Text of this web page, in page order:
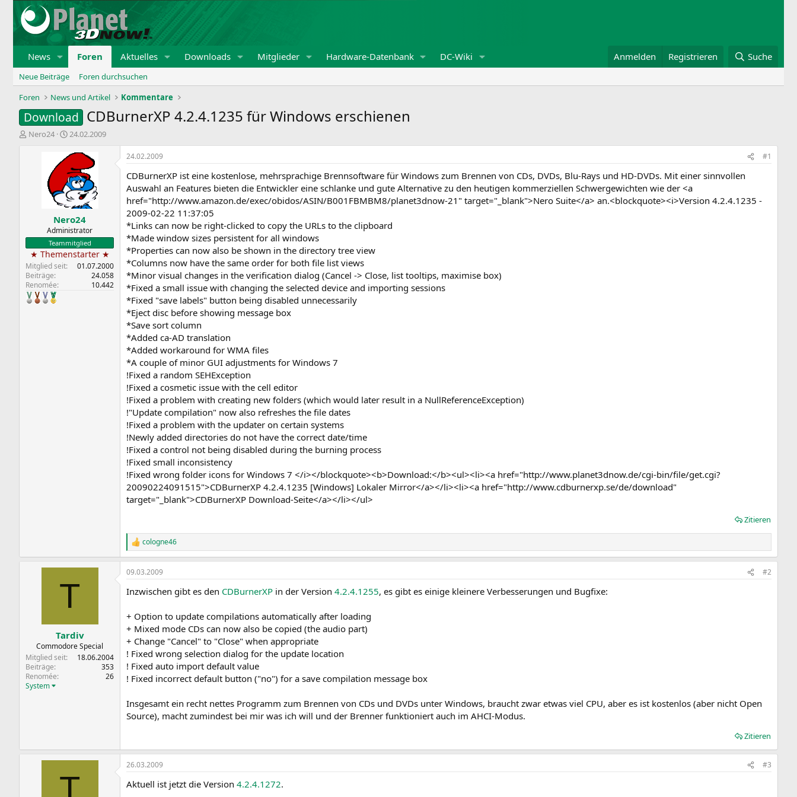
News Foren Aktuelles Downloads Mitglieder Hardware-Datenbank DC-Wiki Anmelden Registrieren Suche
Neue Beiträge
Foren durchsuchen
Foren
News und Artikel Kommentare
Download CDBurnerXP 4.2.4.1235 für Windows erschienen
E
Nero24
E
s
t
e
l
l
t
a
m
24.02.2009
Nero24
Administrator
Teammitglied
★ Themenstarter ★
Mitglied seit
01.07.2000
Beiträge
24.058
Renomée
10.442
24.02.2009 #1
CDBurnerXP ist eine kostenlose, mehrsprachige Brennsoftware für Windows zum Brennen von CDs, DVDs, Blu-Rays und HD-DVDs. Mit einer sinnvollen
Auswahl an Features bieten die Entwickler eine schlanke und gute Alternative zu den heutigen kommerziellen Schwergewichten wie der <a
href="http://www.amazon.de/exec/obidos/ASIN/B001FBMBM8/planet3dnow-21" target="_blank">Nero Suite</a> an.<blockquote><i>Version 4.2.4.1235 -
2009-02-22 11:37:05
*Links can now be right-clicked to copy the URLs to the clipboard
*Made window sizes persistent for all windows
*Properties can now also be shown in the directory tree view
*Columns now have the same order for both file list views
*Minor visual changes in the verification dialog (Cancel -> Close, list tooltips, maximise box)
*Fixed a small issue with changing the selected device and importing sessions
*Fixed "save labels" button being disabled unnecessarily
*Eject disc before showing message box
*Save sort column
*Added ca-AD translation
*Added workaround for WMA files
*A couple of minor GUI adjustments for Windows 7
!Fixed a random SEHException
!Fixed a cosmetic issue with the cell editor
!Fixed a problem with creating new folders (which would later result in a NullReferenceException)
!"Update compilation" now also refreshes the file dates
!Fixed a problem with the updater on certain systems
!Newly added directories do not have the correct date/time
!Fixed a control not being disabled during the burning process
!Fixed small inconsistency
!Fixed wrong folder icons for Windows 7 </i></blockquote><b>Download:</b><ul><li><a href="http://www.planet3dnow.de/cgi-bin/file/get.cgi?
20090224091515">CDBurnerXP 4.2.4.1235 [Windows] Lokaler Mirror</a></li><li><a href="http://www.cdburnerxp.se/de/download"
target="_blank">CDBurnerXP Download-Seite</a></li></ul>
Zitieren
R
e
a
k
i
n
:
cologne46
T
Tardiv
Commodore Special
Mitglied seit
18.06.2004
Beiträge
353
Renomée
26
System
09.03.2009 #2
Inzwischen gibt es den CDBurnerXP in der Version 4.2.4.1255, es gibt es einige kleinere Verbesserungen und Bugfixe:
+ Option to update compilations automatically after loading
+ Mixed mode CDs can now also be copied (the audio part)
+ Change "Cancel" to "Close" when appropriate
! Fixed wrong selection dialog for the update location
! Fixed auto import default value
! Fixed incorrect default button ("no") for a save compilation message box
Insgesamt ein recht nettes Programm zum Brennen von CDs und DVDs unter Windows, braucht zwar etwas viel CPU, aber es ist kostenlos (aber nicht Open
Source), macht zumindest bei mir was ich will und der Brenner funktioniert auch im AHCI-Modus.
Zitieren
T
26.03.2009 #3
Aktuell ist jetzt die Version 4.2.4.1272.